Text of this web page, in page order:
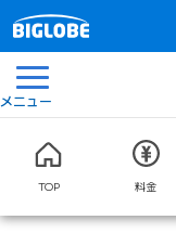
メニュー
TOP 料金